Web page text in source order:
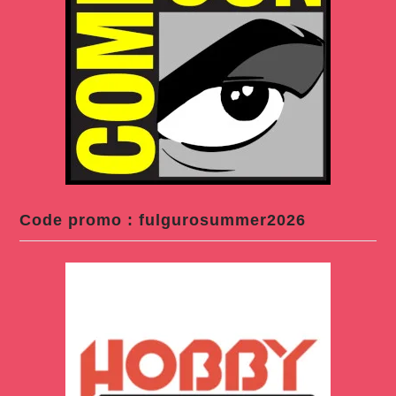
Code promo : fulgurosummer2026